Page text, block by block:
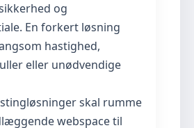
og
En forkert løsning
hastighed,
eller unødvendige
skal rumme
webspace til